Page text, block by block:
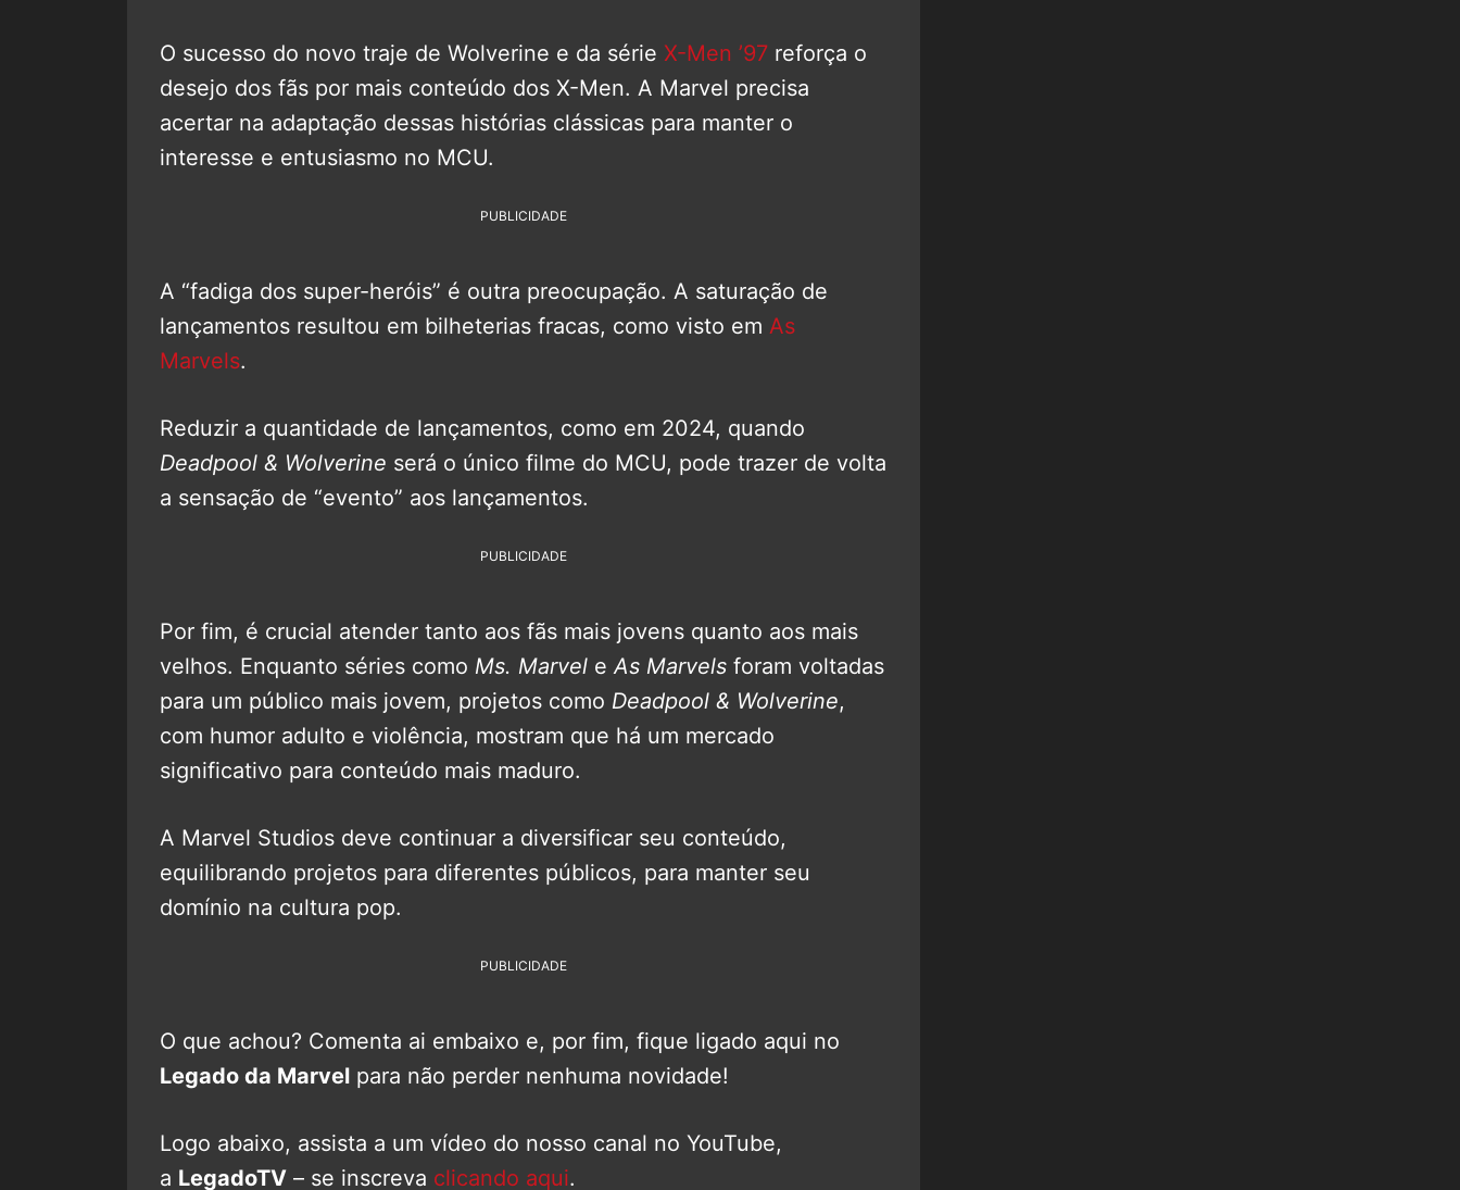
O sucesso do novo traje de Wolverine e da série X-Men ’97 reforça o
desejo dos fãs por mais conteúdo dos X-Men. A Marvel precisa
acertar na adaptação dessas histórias clássicas para manter o
interesse e entusiasmo no MCU.
PUBLICIDADE
A “fadiga dos super-heróis” é outra preocupação. A saturação de
lançamentos resultou em bilheterias fracas, como visto em As
Marvels.
Reduzir a quantidade de lançamentos, como em 2024, quando
Deadpool & Wolverine será o único filme do MCU, pode trazer de volta
a sensação de “evento” aos lançamentos.
PUBLICIDADE
Por fim, é crucial atender tanto aos fãs mais jovens quanto aos mais
velhos. Enquanto séries como Ms. Marvel eAs Marvels foram voltadas
para um público mais jovem, projetos como Deadpool & Wolverine,
com humor adulto e violência, mostram que há um mercado
significativo para conteúdo mais maduro.
A Marvel Studios deve continuar a diversificar seu conteúdo,
equilibrando projetos para diferentes públicos, para manter seu
domínio na cultura pop.
PUBLICIDADE
O que achou? Comenta ai embaixo e, por fim, fique ligado aqui no
Legado da Marvel para não perder nenhuma novidade!
Logo abaixo, assista a um vídeo do nosso canal no YouTube,
a LegadoTV – se inscreva clicando aqui.